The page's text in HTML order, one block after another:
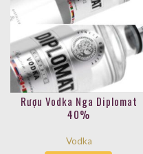
Rượu Vodka Nga Diplomat
40%
Vodka